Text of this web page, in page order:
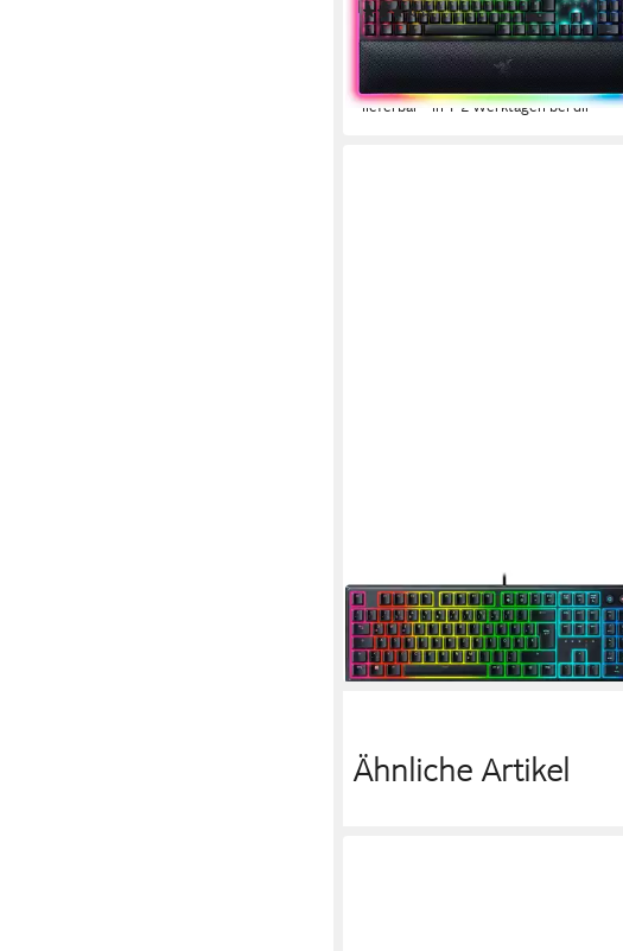
(3)
ab 237,84 € UVP269,99 €
21,72 €mtl. in 12 Raten
-12%
lieferbar - in 1-2 Werktagen bei dir
(Low-Profile, Razer Mecha-
Membran-Switches (klickend)
99,00 €
lieferbar - in 4-5 Werktagen bei dir
Ähnliche Artikel